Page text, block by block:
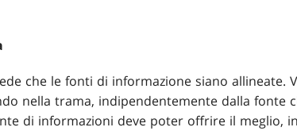
che le fonti di informazione siano allineate.
nella trama, indipendentemente dalla fonte
di informazioni deve poter offrire il meglio,